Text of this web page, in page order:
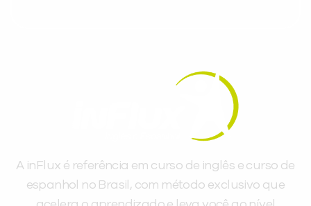
A inFlux é referência em curso de inglês e curso de
espanhol no Brasil, com método exclusivo que